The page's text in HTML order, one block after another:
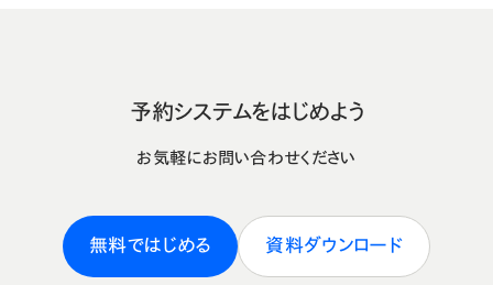
予約システムをはじめよう
お気軽にお問い合わせください
無料ではじめる 資料ダウンロード